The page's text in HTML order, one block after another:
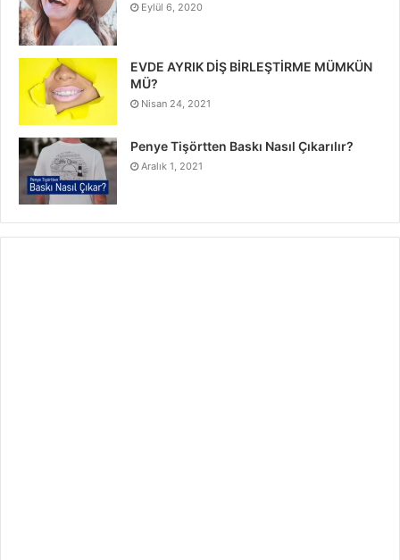
Eylül 6, 2020
EVDE AYRIK DİŞ BİRLEŞTİRME MÜMKÜN
MÜ?
Nisan 24, 2021
Penye Tişörtten Baskı Nasıl Çıkarılır?
Aralık 1, 2021